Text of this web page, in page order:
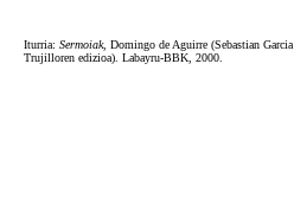
Iturria: Sermoiak, Domingo de Aguirre (Sebastian Garcia
Trujilloren edizioa). Labayru-BBK, 2000.